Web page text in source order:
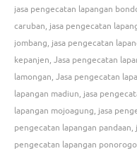
jasa pengecatan lapangan
caruban, jasa pengecatan
jombang, jasa pengecatan
kepanjen, Jasa pengecatan
lamongan, Jasa pengecatan
lapangan madiun, jasa
lapangan mojoagung, jasa
pengecatan lapangan pandaan,
pengecatan lapangan ponorogo